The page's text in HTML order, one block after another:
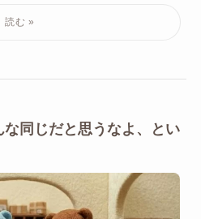
同じだと思うなよ、とい